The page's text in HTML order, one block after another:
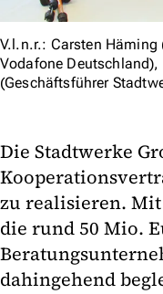
V.l.n.r.: Carsten Häming
Vodafone Deutschland),
(Geschäftsführer
Die Stadtwerke
zu realisieren.
die rund 50 Mio.
dahingehend